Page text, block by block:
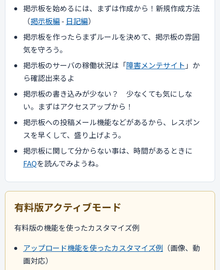
掲示板を始めるには、まずは作成から！新規作成方法
（掲示板編- 日記編）
掲示板を作ったらまずルールを決めて、掲示板の雰囲
気を守ろう。
掲示板のサーバの稼働状況は「障害メンテサイト 」か
ら確認出来るよ
掲示板の書き込みが少ない？ 少なくても気にしな
い。まずはアクセスアップから！
掲示板への投稿メール機能などがあるから、レスポン
スを早くして、盛り上げよう。
掲示板に関して分からない事は、時間があるときに
FAQを読んでみようね。
有料版アクティブモード
有料版の機能を使ったカスタマイズ例
アップロード機能を使ったカスタマイズ例 （画像、動
画対応）